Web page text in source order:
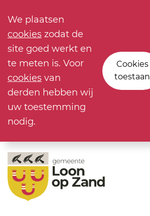
We plaatsen
cookies zodat de
site goed werkt en
te meten is. Voor
cookies van
derden hebben wij
uw toestemming
nodig.
Cookies
toestaan